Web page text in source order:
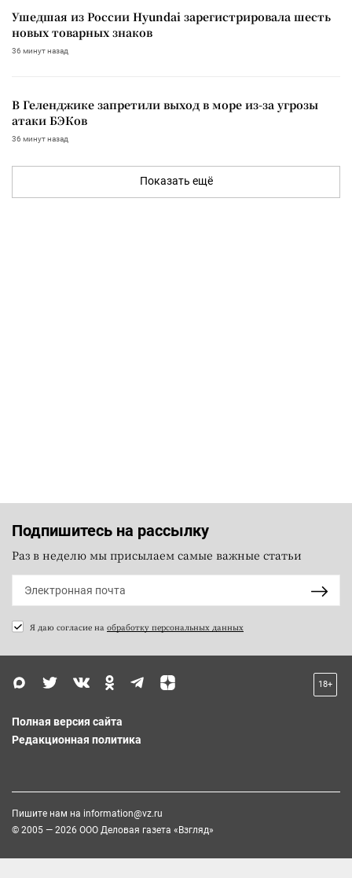
Ушедшая из России Hyundai зарегистрировала шесть
новых товарных знаков
36 минут назад
В Геленджике запретили выход в море из-за угрозы
атаки БЭКов
36 минут назад
Показать ещё
Подпишитесь на рассылку
Раз в неделю мы присылаем самые важные статьи
Я даю согласие на обработку персональных данных
18+
Полная версия сайта
Редакционная политика
Пишите нам на information@vz.ru
© 2005 — 2026 ООО Деловая газета «Взгляд»